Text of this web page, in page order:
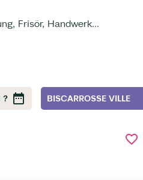
Frisör, Handwerk...
? BISCARROSSE VILLE
favorite_border